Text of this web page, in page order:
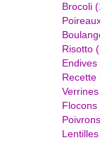
Brocoli
Risotto
Endives
Recette
Verrines
Flocons
Poivrons
Lentilles